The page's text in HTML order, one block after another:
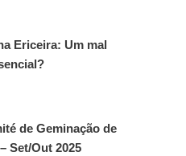
Ericeira: Um mal
de Geminação de
Set/Out 2025